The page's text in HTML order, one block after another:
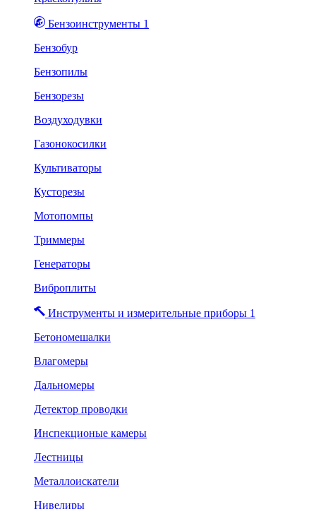
Бензоинструменты 1
Бензобур
Бензопилы
Бензорезы
Воздуходувки
Газонокосилки
Культиваторы
Кусторезы
Мотопомпы
Триммеры
Генераторы
Виброплиты
Инструменты и измерительные приборы 1
Бетономешалки
Влагомеры
Дальномеры
Детектор проводки
Инспекционые камеры
Лестницы
Металлоискатели
Нивелиры